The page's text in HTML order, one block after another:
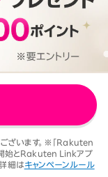
ざいます。※「Rakuten
始とRakuten Linkアプ
細はキャンペーンルール
年11月19日より1回
。「累計」とは、楽
8日以降に契約され
指します。